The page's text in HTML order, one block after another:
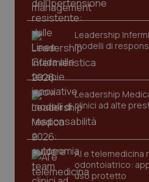
Leadership
modelli di
Leadership
clinici ad alte
AI e telemedicina
odontoiatrico:
uso protetto
CookieScriptConsent